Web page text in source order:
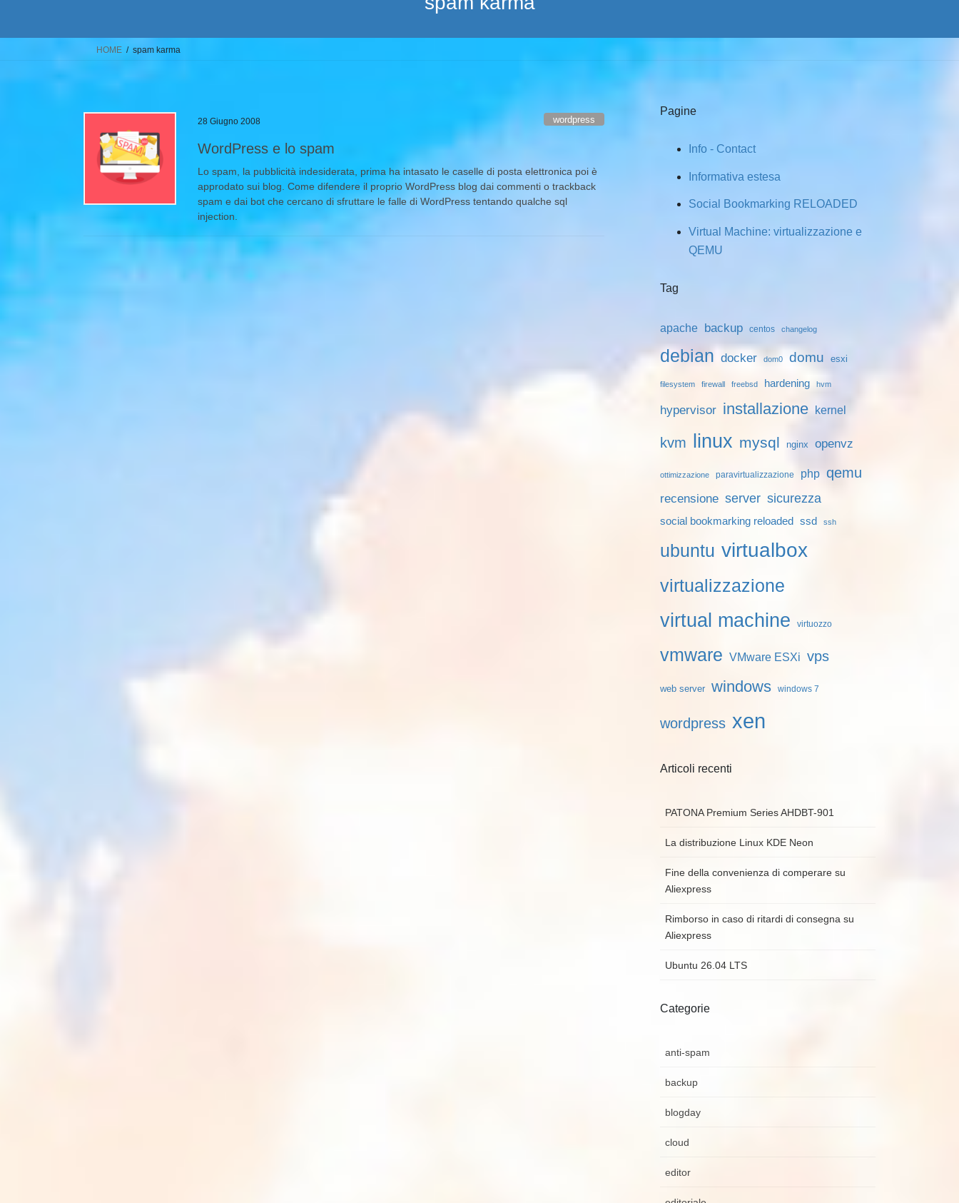
HOME spam karma
28 Giugno 2008 wordpress
WordPress e lo spam
Lo spam, la pubblicità indesiderata, prima ha intasato le caselle di posta elettronica poi è
approdato sui blog. Come difendere il proprio WordPress blog dai commenti o trackback
spam e dai bot che cercano di sfruttare le falle di WordPress tentando qualche sql
injection.
Pagine
Info - Contact
Informativa estesa
Social Bookmarking RELOADED
Virtual Machine: virtualizzazione e
QEMU
Tag
apache backup centos changelog
debian docker dom0 domu esxi
filesystem firewall freebsd hardening hvm
hypervisor installazione kernel
kvm linux mysql nginx openvz
ottimizzazione paravirtualizzazione php qemu
recensione server sicurezza
social bookmarking reloaded ssd ssh
ubuntu virtualbox
virtualizzazione
virtual machine virtuozzo
vmware VMware ESXi vps
web server windows windows 7
wordpress xen
Articoli recenti
PATONA Premium Series AHDBT-901
La distribuzione Linux KDE Neon
Fine della convenienza di comperare su
Aliexpress
Rimborso in caso di ritardi di consegna su
Aliexpress
Ubuntu 26.04 LTS
Categorie
anti-spam
backup
blogday
cloud
editor